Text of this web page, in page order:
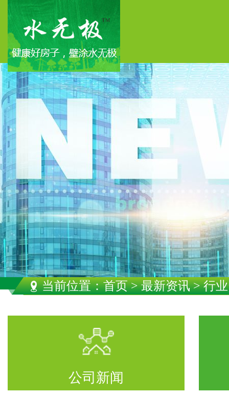
当前位置：首页>最新资讯> 行
公司新闻